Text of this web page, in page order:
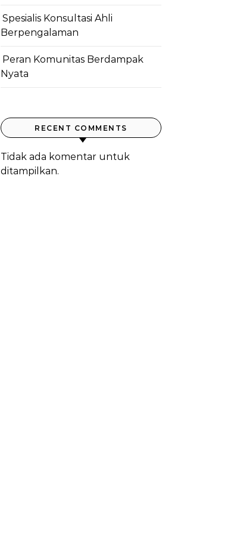
Spesialis Konsultasi Ahli
Berpengalaman
Peran Komunitas Berdampak
Nyata
RECENT COMMENTS
Tidak ada komentar untuk
ditampilkan.